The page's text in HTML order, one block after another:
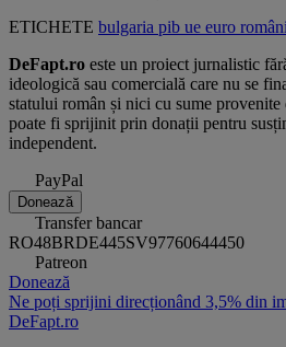
ETICHETE bulgaria pib ue euro
DeFapt.ro este un proiect jurnalistic
ideologică sau comercială care nu se
statului român și nici cu sume
poate fi sprijinit prin donații pentru
independent.
PayPal
Donează
Transfer bancar
RO48BRDE445SV97760644450
Patreon
Donează
Ne poți sprijini direcționând 3,5% din
DeFapt.ro